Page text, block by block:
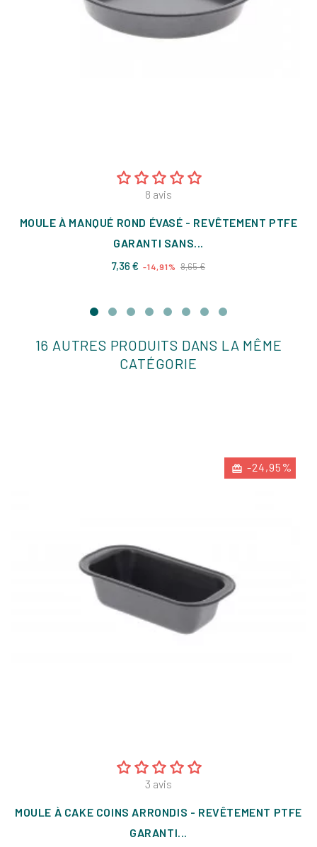
8 avis
MOULE À MANQUÉ ROND ÉVASÉ - REVÊTEMENT PTFE
GARANTI SANS...
7,36 € Prix
-14,91% 8,65 €Prix
16 AUTRES PRODUITS DANS LA MÊME
CATÉGORIE
-24,95%
3 avis
MOULE À CAKE COINS ARRONDIS - REVÊTEMENT PTFE
GARANTI...